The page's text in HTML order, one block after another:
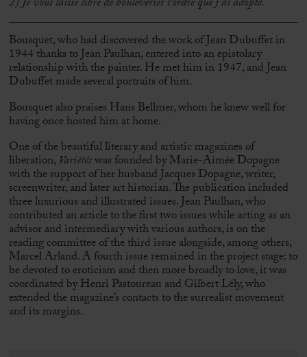
Bousquet, who had discovered the work of Jean Dubuffet in
1944 thanks to Jean Paulhan, entered into an epistolary
relationship with the painter. He met him in 1947, and Jean
Dubuffet made several portraits of him.
Bousquet also praises Hans Bellmer, whom he knew well for
having once hosted him at home.
One of the beautiful literary and artistic magazines of
liberation, Variétéswas founded by Marie-Aimée Dopagne
with the support of her husband Jacques Dopagne, writer,
screenwriter, and later art historian. The publication included
three luxurious and illustrated issues. Jean Paulhan, who
contributed an article to the first two issues while acting as an
advisor and intermediary with various authors, is on the
reading committee of the third issue alongside, among others,
Marcel Arland. A fourth issue remained in the project stage: to
be devoted to eroticism and then more broadly to love, it was
coordinated by Henri Pastoureau and Gilbert Lély, who
extended the magazine’s contacts to the surrealist movement
and its margins.